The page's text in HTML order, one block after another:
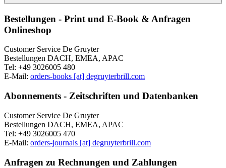
Bestellungen - Print und E-Book & Anfragen
Onlineshop
Customer Service De Gruyter
Bestellungen DACH, EMEA, APAC
Tel: +49 3026005 480
E-Mail: orders-books [at] degruyterbrill.com
Abonnements - Zeitschriften und Datenbanken
Customer Service De Gruyter
Bestellungen DACH, EMEA, APAC
Tel: +49 3026005 470
E-Mail: orders-journals [at] degruyterbrill.com
Anfragen zu Rechnungen und Zahlungen